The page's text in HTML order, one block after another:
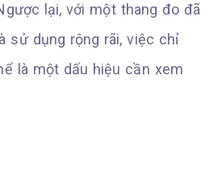
lại, với một thang đo đã
sử dụng rộng rãi, việc chỉ
là một dấu hiệu cần xem